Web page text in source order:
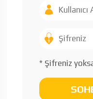
* Şifreniz